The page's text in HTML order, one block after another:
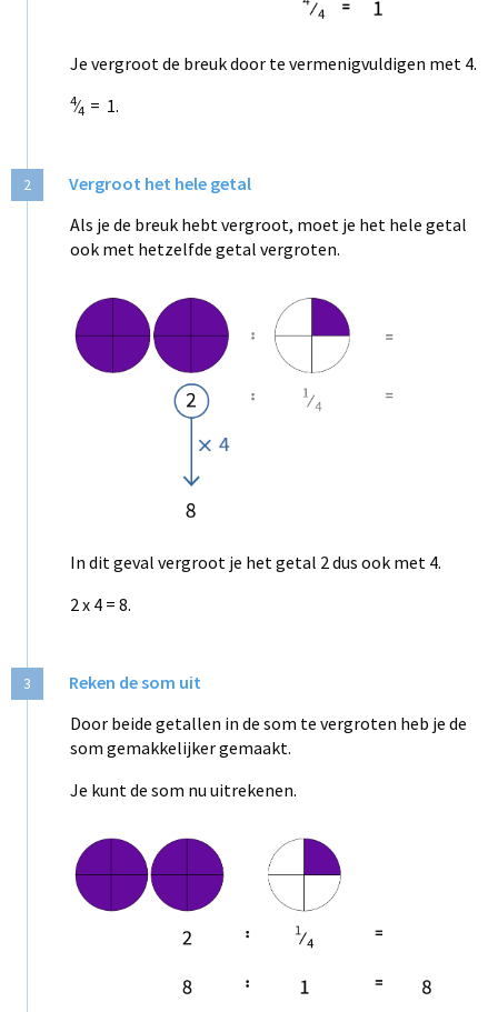
Je vergroot de breuk door te vermenigvuldigen met 4.
4⁄4 = 1.
2
Vergroot het hele getal
Als je de breuk hebt vergroot, moet je het hele getal
ook met hetzelfde getal vergroten.
In dit geval vergroot je het getal 2 dus ook met 4.
2 x 4 = 8.
3
Reken de som uit
Door beide getallen in de som te vergroten heb je de
som gemakkelijker gemaakt.
Je kunt de som nu uitrekenen.